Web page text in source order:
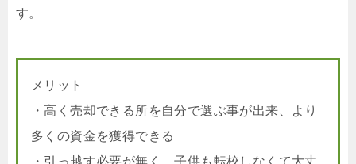
す。
メリット
・高く売却できる所を自分で選ぶ事が出来、より
多くの資金を獲得できる
・引っ越す必要が無く、子供も転校しなくて大丈